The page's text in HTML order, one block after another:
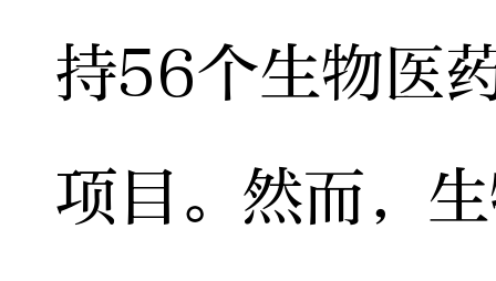
持56个生物医
项目。然而，